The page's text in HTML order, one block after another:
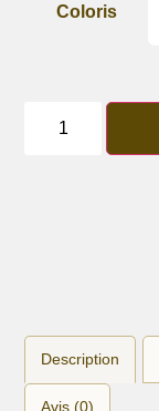
Coloris
Bracelet
Description
Avis (0)